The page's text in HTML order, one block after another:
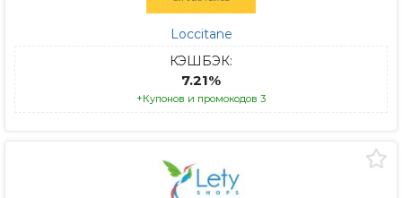
Loccitane
КЭШБЭК:
7.21%
+Купонов и промокодов 3